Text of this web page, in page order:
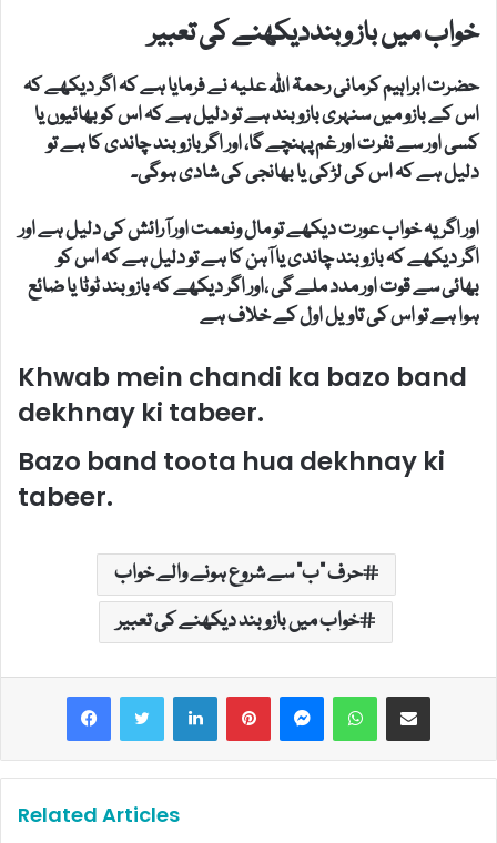
خواب میں باز وبنددیکھنے کی تعبیر
حضرت ابراہیم کرمانی رحمۃ اللہ علیہ نے فرمایا ہے کہ اگر دیکھے کہ
اس کے بازو میں سنہری بازو بند ہے تو دلیل ہے کہ اس کو بھائیوں یا
کسی اور سے نفرت اور غم پہنچے گا، اور اگر بازو بند چاندی کا ہے تو
دلیل ہے کہ اس کی لڑکی یا بھانجی کی شادی ہوگی۔
اور اگر یہ خواب عورت دیکھے تو مال ونعمت اور آرائش کی دلیل ہے اور
اگر دیکھے کہ بازو بند چاندی یا آہن کا ہے تو دلیل ہے کہ اس کو
بھائی سے قوت اور مدد ملے گی ،اور اگر دیکھے کہ بازو بند ٹوٹا یا ضائع
ہوا ہے تو اس کی تاویل اول کے خلاف ہے
Khwab mein chandi ka bazo band
dekhnay ki tabeer.
Bazo band toota hua dekhnay ki
tabeer.
حرف "ب" سے شروع ہونے والے خواب
خواب میں بازوبند دیکھنے کی تعبیر
LinkedInPinterestMessengerWhatsAppShare via Email
Related Articles